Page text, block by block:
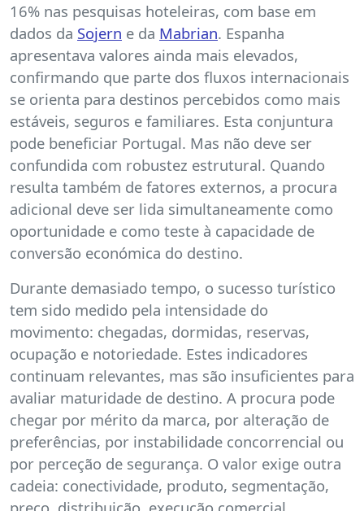
16% nas pesquisas hoteleiras, com base em
dados da Sojern e da Mabrian. Espanha
apresentava valores ainda mais elevados,
confirmando que parte dos fluxos internacionais
se orienta para destinos percebidos como mais
estáveis, seguros e familiares. Esta conjuntura
pode beneficiar Portugal. Mas não deve ser
confundida com robustez estrutural. Quando
resulta também de fatores externos, a procura
adicional deve ser lida simultaneamente como
oportunidade e como teste à capacidade de
conversão económica do destino.
Durante demasiado tempo, o sucesso turístico
tem sido medido pela intensidade do
movimento: chegadas, dormidas, reservas,
ocupação e notoriedade. Estes indicadores
continuam relevantes, mas são insuficientes para
avaliar maturidade de destino. A procura pode
chegar por mérito da marca, por alteração de
preferências, por instabilidade concorrencial ou
por perceção de segurança. O valor exige outra
cadeia: conectividade, produto, segmentação,